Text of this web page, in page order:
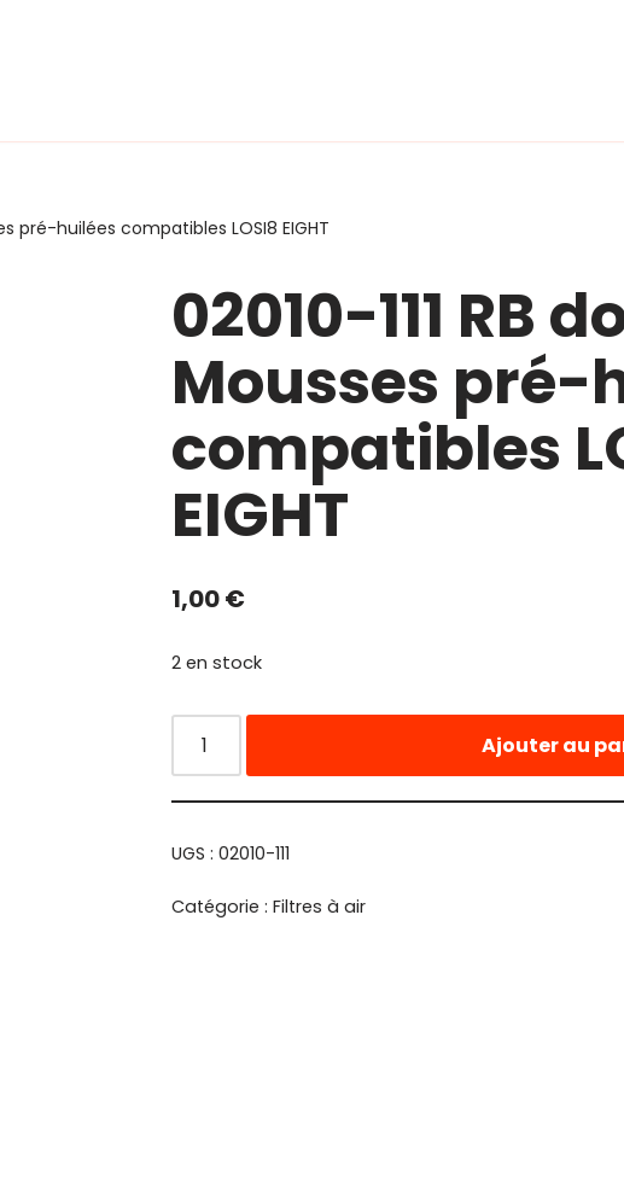
pré-huilées compatibles LOSI8 EIGHT
02010-111 RB
Mousses pré-
compatibles
EIGHT
1,00€
2 en stock
Ajouter au
UGS : 02010-111
Catégorie : Filtres à air